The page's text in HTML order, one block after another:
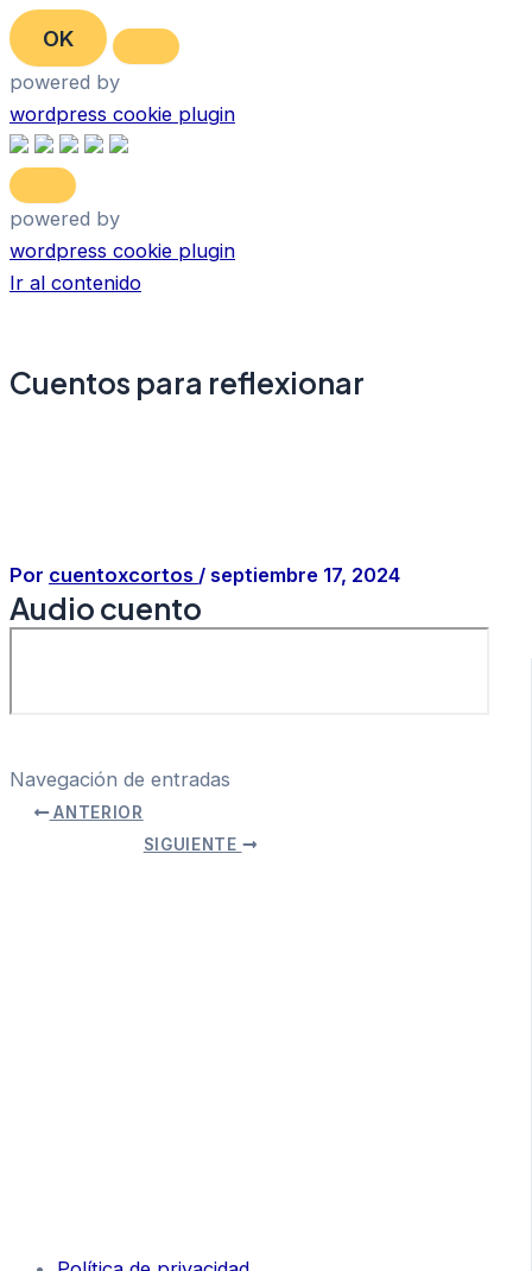
OK
powered by
wordpress cookie plugin
powered by
wordpress cookie plugin
Ir al contenido
Cuentos para reflexionar
Por cuentoxcortos / septiembre 17, 2024
Audio cuento
Navegación de entradas
ANTERIOR
SIGUIENTE